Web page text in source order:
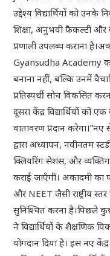
उद्देश्य विद्यार्थियों को
शिक्षा, अनुभवी फैकल्टी
प्रणाली उपलब्ध कराना
Gyansudha Academy
बनाना नहीं, बल्कि उनमें
प्रतिस्पर्धी सोच विकसित
दूसरा केंद्र विद्यार्थियों को
वातावरण प्रदान करेगा।”नए
द्वारा अध्यापन, नवीनतम
क्लियरिंग सेशंस, और
कराई जाएँगी। अकादमी का
और NEET जैसी राष्ट्रीय स्तर
सुनिश्चित करना है।पिछले
ने विद्यार्थियों के शैक्षणिक
योगदान दिया है। इस नए